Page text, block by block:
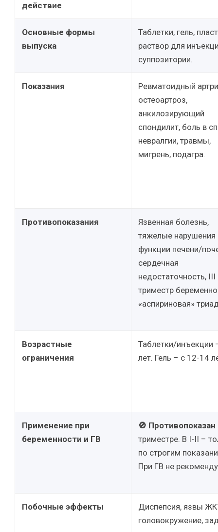
действие
Основные формы
выпуска
Таблетки, гель,
раствор для
суппозитории.
Показания
Ревматоидный
остеоартроз,
анкилозирующий
спондилит, боль в
невралгии, травмы,
мигрень, подагра.
Противопоказания
Язвенная болезнь,
тяжелые нарушения
функции печени/
сердечная
недостаточность, III
триместр
«аспириновая»
Возрастные
ограничения
Таблетки/инъекции
лет. Гель – с 12-14
Применение при
беременности и ГВ
🚫 Противопоказан
триместре. В I-II –
по строгим
При ГВ не
Побочные эффекты
Диспепсия, язвы
головокружение,